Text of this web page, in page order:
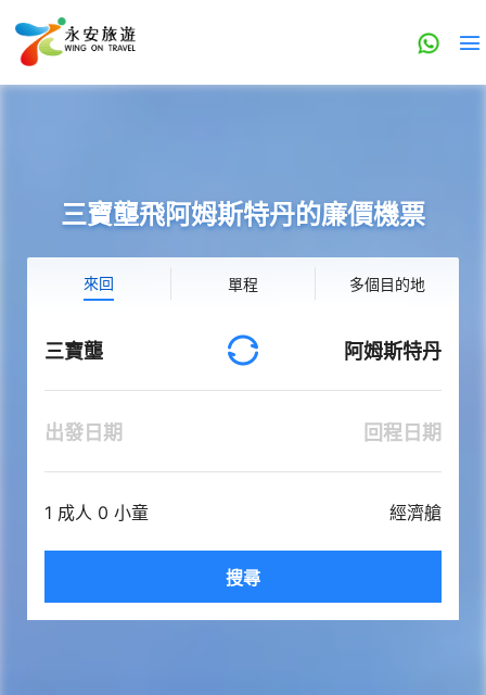
三寶壟飛阿姆斯特丹的廉價機票
來回 單程 多個目的地
三寶壟 阿姆斯特丹
出發日期 回程日期
1 成人 0 小童 經濟艙
搜尋